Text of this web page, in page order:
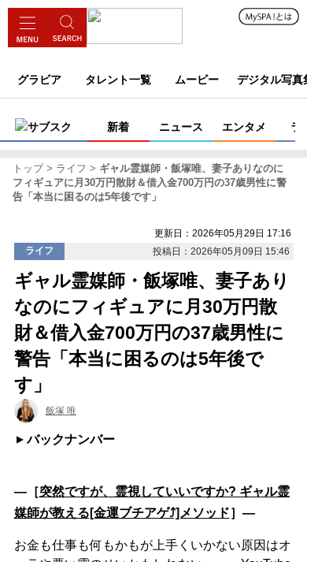
グラビア タレント一覧 ムービー デジタル写真集
サブスク 新着 ニュース エンタメ ライフ
トップ ライフ
ギャル霊媒師・飯塚唯、妻子ありなのに
フィギュアに月30万円散財＆借入金700万円の37歳男性に警
告「本当に困るのは5年後です」
更新日：2026年05月29日 17:16
ライフ
投稿日：2026年05月09日 15:46
ギャル霊媒師・飯塚唯、妻子あり
なのにフィギュアに月30万円散
財＆借入金700万円の37歳男性に
警告「本当に困るのは5年後で
す」
飯塚 唯
バックナンバー
―［突然ですが、霊視していいですか? ギャル霊
媒師が教える[金運ブチアゲ⤴]メソッド］―
お金も仕事も何もかもが上手くいかない原因はオ